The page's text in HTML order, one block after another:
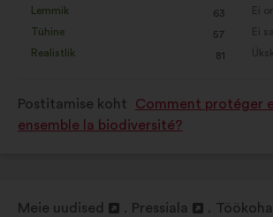
:Lemmik
: 63
korda
Tühine 57
korda
Realistlik
: 81
korda
:Ei
:
Ei
:
:
Postitamise koht
Comment protéger
ensemble la biodiversité?
Meie uudised Pressiala